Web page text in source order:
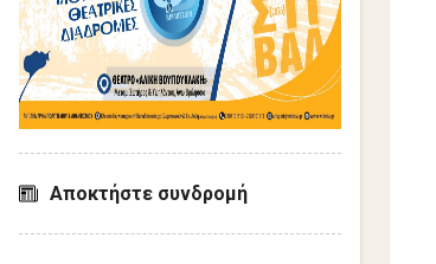
Αποκτήστε συνδρομή